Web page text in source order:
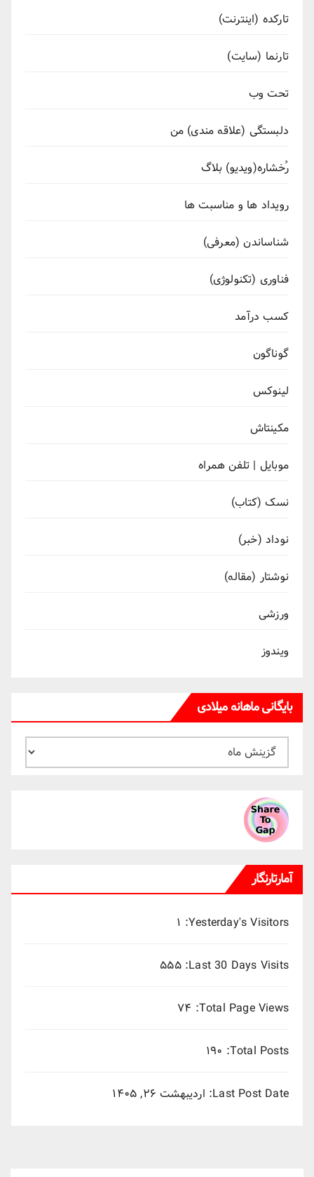
تارکده (اینترنت)
تارنما (سایت)
تحت وب
دلبستگی (علاقه مندی) من
رُخشاره(ویدیو) بلاگ
رویداد ها و مناسبت ها
شناساندن (معرفی)
فناوری (تکنولوژی)
کسب درآمد
گوناگون
لینوکس
مکینتاش
موبایل | تلفن همراه
نسک (کتاب)
نوداد (خبر)
نوشتار (مقاله)
ورزشی
ویندوز
بایگانی ماهانه میلادی
بایگانی
ماهانه
آمارتارنگار
Yesterday's Visitors: ۱
Last 30 Days Visits: ۵۵۵
Total Page Views: ۷۴
Total Posts: ۱۹۰
Last Post Date: اردیبهشت ۲۶, ۱۴۰۵